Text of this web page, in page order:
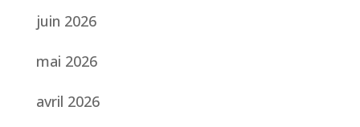
juin 2026
mai 2026
avril 2026